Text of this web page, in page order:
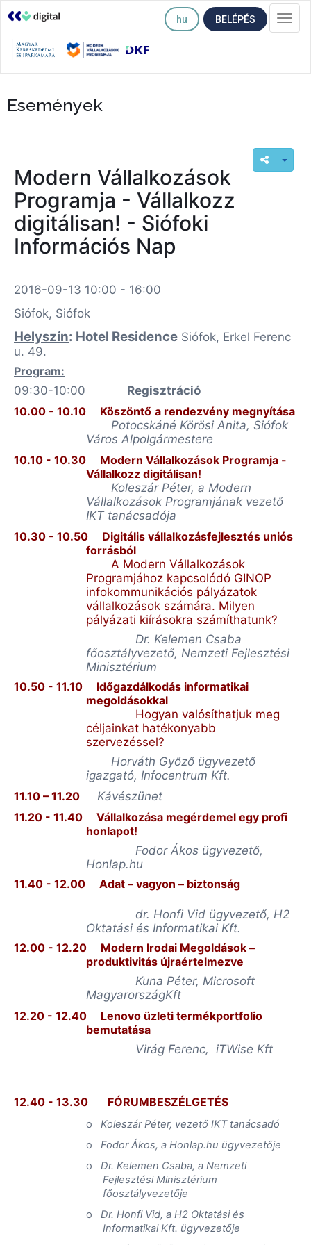
hu BELÉPÉS
Események
Modern Vállalkozások
Programja - Vállalkozz
digitálisan! - Siófoki
Információs Nap
2016-09-13 10:00 - 16:00
Siófok, Siófok
Helyszín: Hotel Residence Siófok, Erkel Ferenc
u. 49.
Program:
09:30-10:00
Regisztráció
10.00 - 10.10
Köszöntő a rendezvény megnyítása
Potocskáné Körösi Anita, Siófok
Város Alpolgármestere
10.10 - 10.30
Modern Vállalkozások Programja -
Vállalkozz digitálisan!
Koleszár Péter, a Modern
Vállalkozások Programjának vezető
IKT tanácsadója
10.30 - 10.50
Digitális vállalkozásfejlesztés uniós
forrásból
A Modern Vállalkozások
Programjához kapcsolódó GINOP
infokommunikációs pályázatok
vállalkozások számára. Milyen
pályázati kiírásokra számíthatunk?
Dr. Kelemen Csaba
főosztályvezető, Nemzeti Fejlesztési
Minisztérium
10.50 - 11.10
Időgazdálkodás informatikai
megoldásokkal
Hogyan valósíthatjuk meg
céljainkat hatékonyabb
szervezéssel?
Horváth Győző ügyvezető
igazgató, Infocentrum Kft.
11.10 – 11.20
Kávészünet
11.20 - 11.40
Vállalkozása megérdemel egy profi
honlapot!
Fodor Ákos ügyvezető,
Honlap.hu
11.40 - 12.00
Adat – vagyon – biztonság
dr. Honfi Vid ügyvezető, H2
Oktatási és Informatikai Kft.
12.00 - 12.20
Modern Irodai Megoldások –
produktivitás újraértelmezve
Kuna Péter, Microsoft
MagyarországKft
12.20 - 12.40 Lenovo üzleti termékportfolio
bemutatása
Virág Ferenc, iTWise Kft
12.40 - 13.30 FÓRUMBESZÉLGETÉS
o
Koleszár Péter, vezető IKT tanácsadó
o
Fodor Ákos, a Honlap.hu ügyvezetője
o
Dr. Kelemen Csaba, a Nemzeti
Fejlesztési Minisztérium
főosztályvezetője
o
Dr. Honfi Vid, a H2 Oktatási és
Informatikai Kft. ügyvezetője